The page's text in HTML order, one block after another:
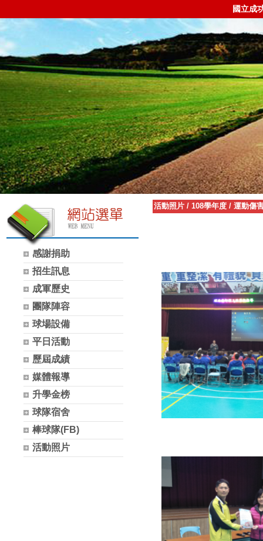
國立成
感謝捐助
招生訊息
成軍歷史
團隊陣容
球場設備
平日活動
歷屆成績
媒體報導
升學金榜
球隊宿舍
棒球隊(FB)
活動照片
活動照片 / 108學年度 / 運動傷